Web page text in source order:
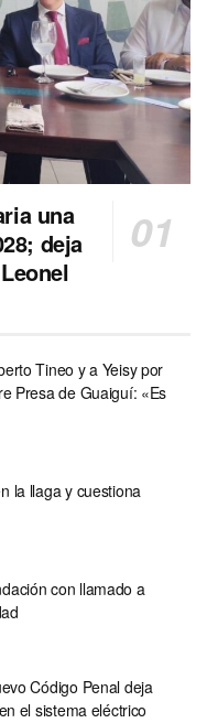
una
deja
Tineo y a Yeisy por
Presa de Guaiguí: «Es
la llaga y cuestiona
con llamado a
Código Penal deja
el sistema eléctrico